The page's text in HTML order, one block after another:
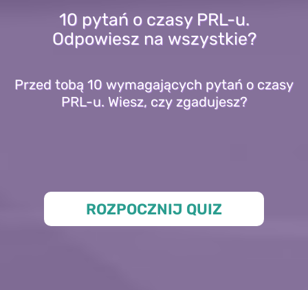
10 pytań o czasy PRL-u.
Odpowiesz na wszystkie?
Przed tobą 10 wymagających pytań o czasy
PRL-u. Wiesz, czy zgadujesz?
ROZPOCZNIJ QUIZ